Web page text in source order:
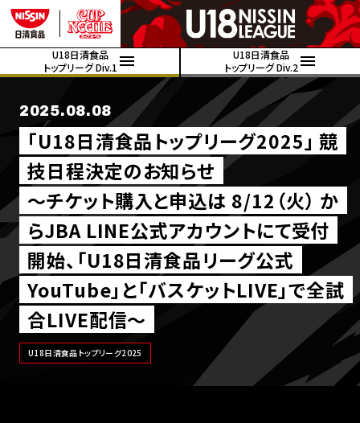
U18日清食品
トップリーグ Div.1
U18日清食品
トップリーグ Div.2
2025.08.08
｢U18日清食品トップリーグ2025｣ 競
技日程決定のお知らせ
～チケット購入と申込は 8/12（火） か
らJBA LINE公式アカウントにて受付
開始、「U18日清食品リーグ公式
YouTube」と「バスケットLIVE」で全試
合LIVE配信～
U18日清食品トップリーグ2025